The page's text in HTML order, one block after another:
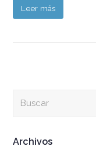
Leer más
Archivos